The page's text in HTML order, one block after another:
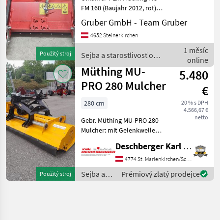
Použitý stroj
FM 160 (Baujahr 2012, rot)
ist ein kompakter
Schlegelmulcher, der
speziell für den Frontanbau
Kommunalfahrzeuge und
Gruber GmbH - Team Gruber
4652 Steinerkirchen
Sejba a starostlivosť o
plodinu / Müthing
1 měsíc
online
Použitý stroj
Müthing MU-
PRO 280 Mulcher
5.480
€
20 % s DPH
4.566,67 €
netto
280 cm
Gebr. Müthing MU-PRO 280
Mulcher: mit Gelenkwelle,
Verschleißblech, Hämmer
und Stützwalze. Ihr
Ansprechpartner - Hr.
Deschberger Christoph Typ
Deschberger Karl Landtechnik GesmbH & Co KG
4774 St. Marienkirchen/Schärding
Sejba a
starostlivosť
Prémiový zlatý prodejce